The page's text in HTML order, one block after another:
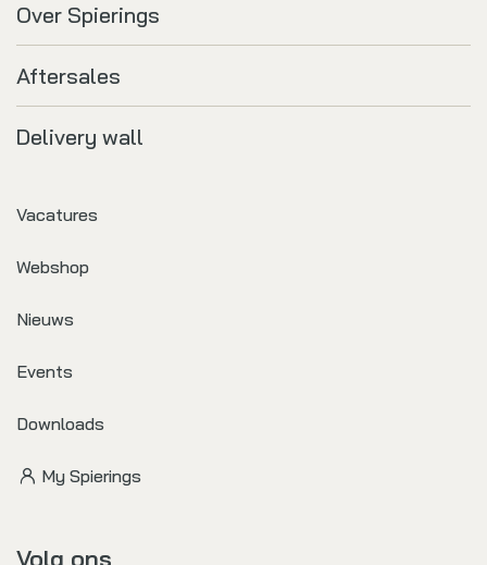
Over Spierings
Aftersales
Delivery wall
Vacatures
Webshop
Nieuws
Events
Downloads
My Spierings
Volg ons